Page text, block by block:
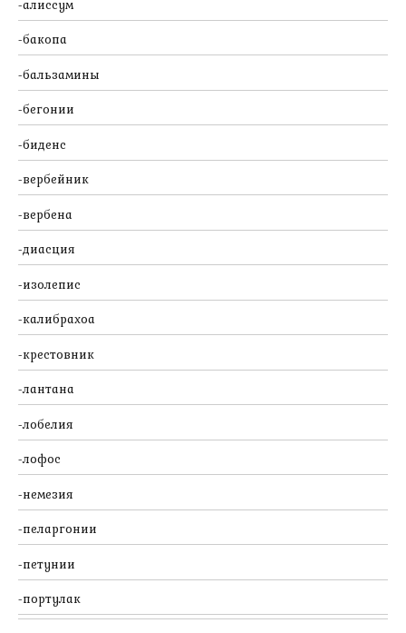
алиссум
бакопа
бальзамины
бегонии
биденс
вербейник
вербена
диасция
изолепис
калибрахоа
крестовник
лантана
лобелия
лофос
немезия
пеларгонии
петунии
портулак